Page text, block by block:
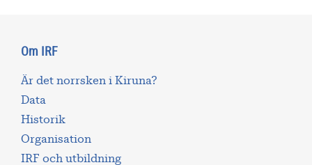
Om IRF
Är det norrsken i Kiruna?
Data
Historik
Organisation
IRF och utbildning